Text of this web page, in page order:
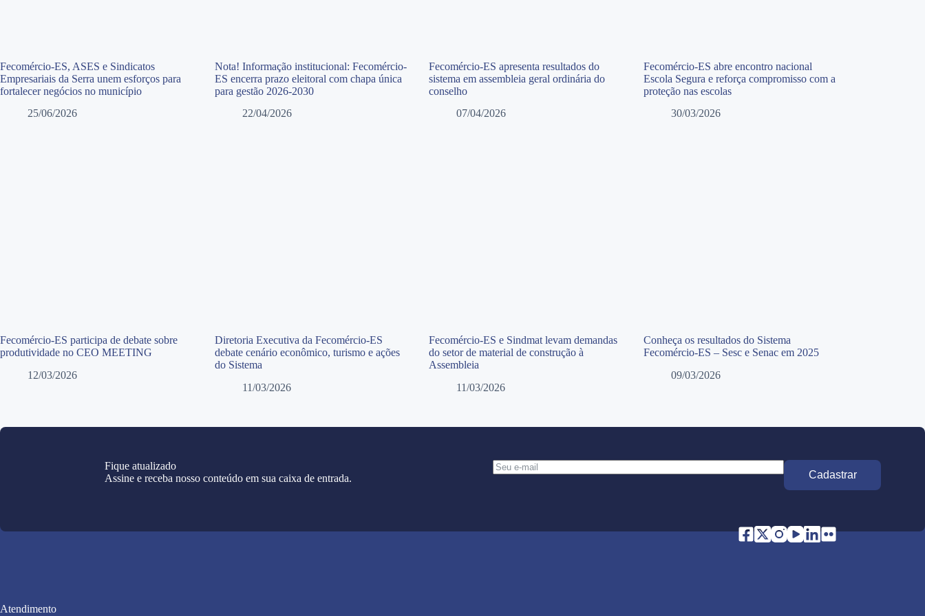
Fecomércio-ES, ASES e Sindicatos
Empresariais da Serra unem esforços para
fortalecer negócios no município
25/06/2026
Nota! Informação institucional: Fecomércio-
ES encerra prazo eleitoral com chapa única
para gestão 2026-2030
22/04/2026
Fecomércio-ES apresenta resultados do
sistema em assembleia geral ordinária do
conselho
07/04/2026
Fecomércio-ES abre encontro nacional
Escola Segura e reforça compromisso com a
proteção nas escolas
30/03/2026
Fecomércio-ES participa de debate sobre
produtividade no CEO MEETING
12/03/2026
Diretoria Executiva da Fecomércio-ES
debate cenário econômico, turismo e ações
do Sistema
11/03/2026
Fecomércio-ES e Sindmat levam demandas
do setor de material de construção à
Assembleia
11/03/2026
Conheça os resultados do Sistema
Fecomércio-ES – Sesc e Senac em 2025
09/03/2026
Fique atualizado
Assine e receba nosso conteúdo em sua caixa de entrada.
Cadastrar
Atendimento